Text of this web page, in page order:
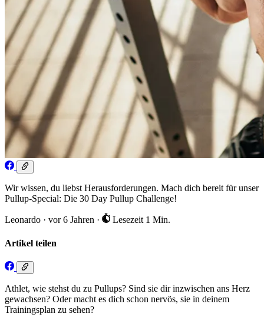
Wir wissen, du liebst Herausforderungen. Mach dich bereit für unser
Pullup-Special: Die 30 Day Pullup Challenge!
Leonardo · vor 6 Jahren · Lesezeit 1 Min.
Artikel teilen
Athlet, wie stehst du zu Pullups? Sind sie dir inzwischen ans Herz
gewachsen? Oder macht es dich schon nervös, sie in deinem
Trainingsplan zu sehen?